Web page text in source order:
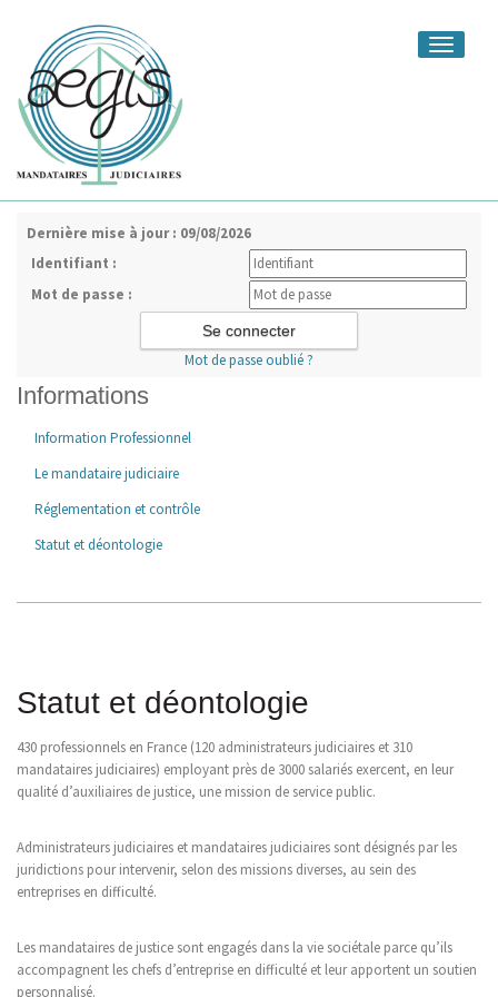
Toggle
Dernière mise à jour : 09/08/2026
Identifiant :
Mot de passe :
Mot de passe oublié ?
Informations
Information Professionnel
Le mandataire judiciaire
Réglementation et contrôle
Statut et déontologie
Statut et déontologie
430 professionnels en France (120 administrateurs judiciaires et 310
mandataires judiciaires) employant près de 3000 salariés exercent, en leur
qualité d’auxiliaires de justice, une mission de service public.
Administrateurs judiciaires et mandataires judiciaires sont désignés par les
juridictions pour intervenir, selon des missions diverses, au sein des
entreprises en difficulté.
Les mandataires de justice sont engagés dans la vie sociétale parce qu’ils
accompagnent les chefs d’entreprise en difficulté et leur apportent un soutien
personnalisé.